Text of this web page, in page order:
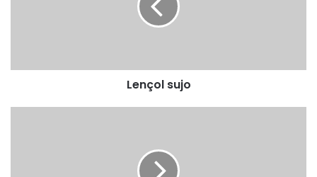
Lençol sujo